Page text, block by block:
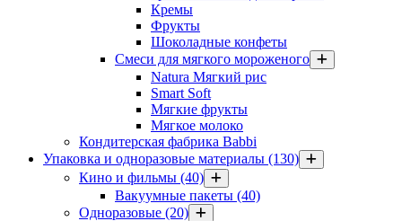
Кремы
Фрукты
Шоколадные конфеты
Смеси для мягкого мороженого
Natura Мягкий рис
Smart Soft
Мягкие фрукты
Мягкое молоко
Кондитерская фабрика Babbi
Упаковка и одноразовые материалы (130)
Кино и фильмы (40)
Вакуумные пакеты (40)
Одноразовые (20)